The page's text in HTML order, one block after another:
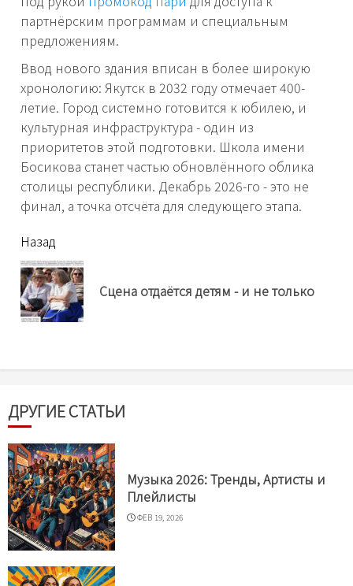
партнёрским программам и специальным
предложениям.
Ввод нового здания вписан в более широкую
хронологию: Якутск в 2032 году отмечает 400-
летие. Город системно готовится к юбилею, и
культурная инфраструктура - один из
приоритетов этой подготовки. Школа имени
Босикова станет частью обновлённого облика
столицы республики. Декабрь 2026-го - это не
финал, а точка отсчёта для следующего этапа.
читать
еще
Назад
Сцена отдаётся детям - и не только
ДРУГИЕ СТАТЬИ
Музыка 2026: Тренды, Артисты и
Плейлисты
ФЕВ 19, 2026